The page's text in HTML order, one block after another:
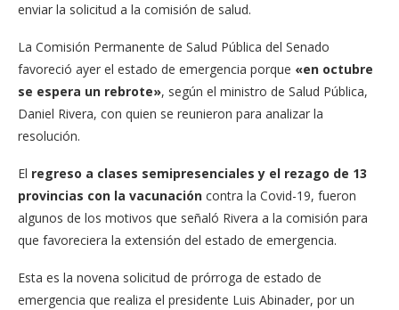
enviar la solicitud a la comisión de salud.
La Comisión Permanente de Salud Pública del Senado
favoreció ayer el estado de emergencia porque «en octubre
se espera un rebrote», según el ministro de Salud Pública,
Daniel Rivera, con quien se reunieron para analizar la
resolución.
El regreso a clases semipresenciales y el rezago de 13
provincias con la vacunación contra la Covid-19, fueron
algunos de los motivos que señaló Rivera a la comisión para
que favoreciera la extensión del estado de emergencia.
Esta es la novena solicitud de prórroga de estado de
emergencia que realiza el presidente Luis Abinader, por un